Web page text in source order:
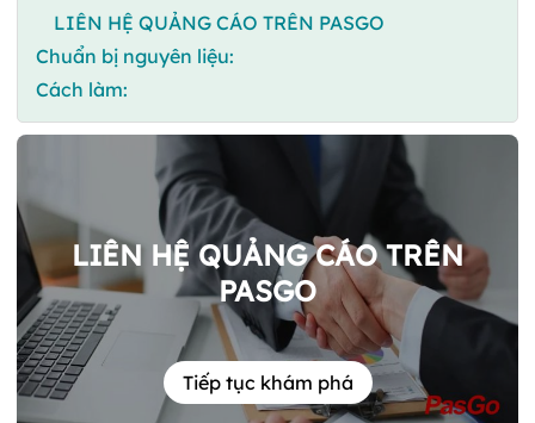
LIÊN HỆ QUẢNG CÁO TRÊN PASGO
Chuẩn bị nguyên liệu:
Cách làm:
LIÊN HỆ QUẢNG CÁO TRÊN
PASGO
Tiếp tục khám phá